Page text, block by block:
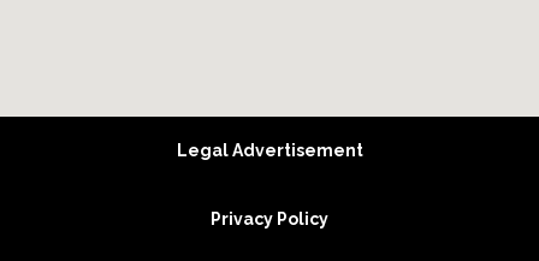
Legal Advertisement
Privacy Policy